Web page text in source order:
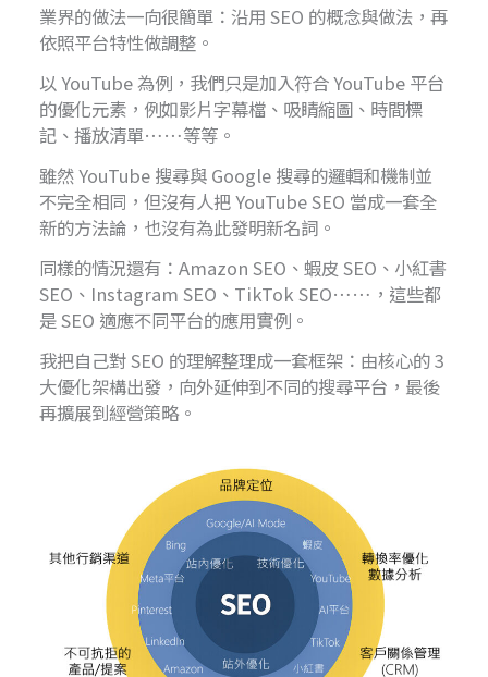
業界的做法一向很簡單：沿用 SEO 的概念與做法，再
依照平台特性做調整。
以 YouTube 為例，我們只是加入符合 YouTube 平台
的優化元素，例如影片字幕檔、吸睛縮圖、時間標
記、播放清單……等等。
雖然 YouTube 搜尋與 Google 搜尋的邏輯和機制並
不完全相同，但沒有人把 YouTube SEO 當成一套全
新的方法論，也沒有為此發明新名詞。
同樣的情況還有：Amazon SEO、蝦皮 SEO、小紅書
SEO、Instagram SEO、TikTok SEO……，這些都
是 SEO 適應不同平台的應用實例。
我把自己對 SEO 的理解整理成一套框架：由核心的 3
大優化架構出發，向外延伸到不同的搜尋平台，最後
再擴展到經營策略。